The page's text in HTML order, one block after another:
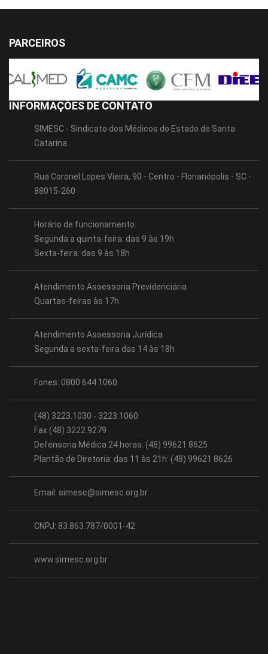
PARCEIROS
INFORMAÇÕES DE CONTATO
SIMESC - Sindicato dos Médicos do Estado de Santa
Catarina
Rua Coronel Lopes Vieira, 90 - Centro - Florianópolis - SC -
88015-260
Horário de funcionamento:
Segunda a quinta-feira: das 9 às 19h
Sexta-feira: das 9 às 18h
Atendimento Assessoria Previdenciária
Quartas-feiras às 17h
Atendimento Assessoria Jurídica
Segunda a sexta-feira das 14 às 18h
Fones: 0800 644 1060
(48) 3223.1030 - 3223.1060
Fax (48) 3222.9279
Defensoria Médica 24 horas: (48) 99621 8625
Plantão de Diretoria: das 11 às 21h: (48) 99621 8626
Email: simesc@simesc.org.br
CNPJ: 83.863.787/0001-42
www.simesc.org.br